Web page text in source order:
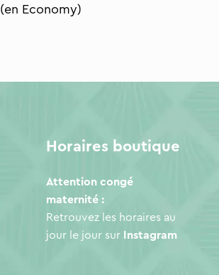
(en Economy)
Horaires boutique
Attention congé
maternité :
Retrouvez les horaires au
jour le jour sur
Instagram